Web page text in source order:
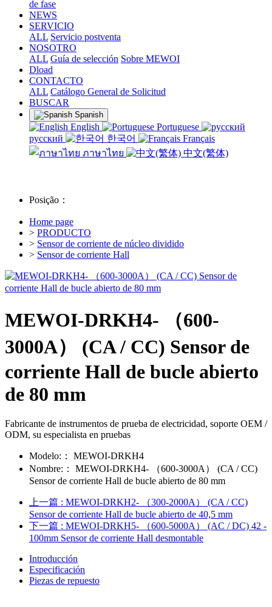
de fase
NEWS
SERVICIO
ALL Servicio postventa
NOSOTRO
ALL Guía de selección Sobre MEWOI
Dload
CONTACTO
ALL Catálogo General de Solicitud
BUSCAR
Spanish
English
Portuguese
русский
한국어
Français
ภาษาไทย
中文(繁体)
Posição：
Home page
> PRODUCTO
> Sensor de corriente de núcleo dividido
> Sensor de corriente Hall
MEWOI-DRKH4- （600-
3000A） (CA / CC) Sensor de
corriente Hall de bucle abierto
de 80 mm
Fabricante de instrumentos de prueba de electricidad, soporte OEM /
ODM, su especialista en pruebas
Modelo:：
MEWOI-DRKH4
Nombre:：
MEWOI-DRKH4- （600-3000A） (CA / CC)
Sensor de corriente Hall de bucle abierto de 80 mm
上一篇 : MEWOI-DRKH2- （300-2000A） (CA / CC)
Sensor de corriente Hall de bucle abierto de 40,5 mm
下一篇 : MEWOI-DRKH5- （600-5000A） (AC / DC) 42 -
100mm Sensor de corriente Hall desmontable
Introducción
Especificación
Piezas de repuesto